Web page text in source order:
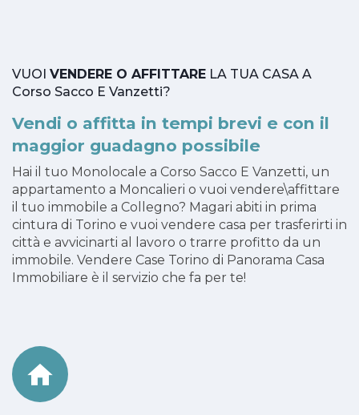
VUOI VENDERE O AFFITTARE LA TUA CASA A
Corso Sacco E Vanzetti?
Vendi o affitta in tempi brevi e con il
maggior guadagno possibile
Hai il tuo Monolocale a Corso Sacco E Vanzetti, un
appartamento a Moncalieri o vuoi vendere\affittare
il tuo immobile a Collegno? Magari abiti in prima
cintura di Torino e vuoi vendere casa per trasferirti in
città e avvicinarti al lavoro o trarre profitto da un
immobile. Vendere Case Torino di Panorama Casa
Immobiliare è il servizio che fa per te!